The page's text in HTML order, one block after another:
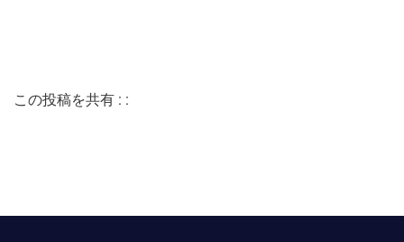
この投稿を共有 : :